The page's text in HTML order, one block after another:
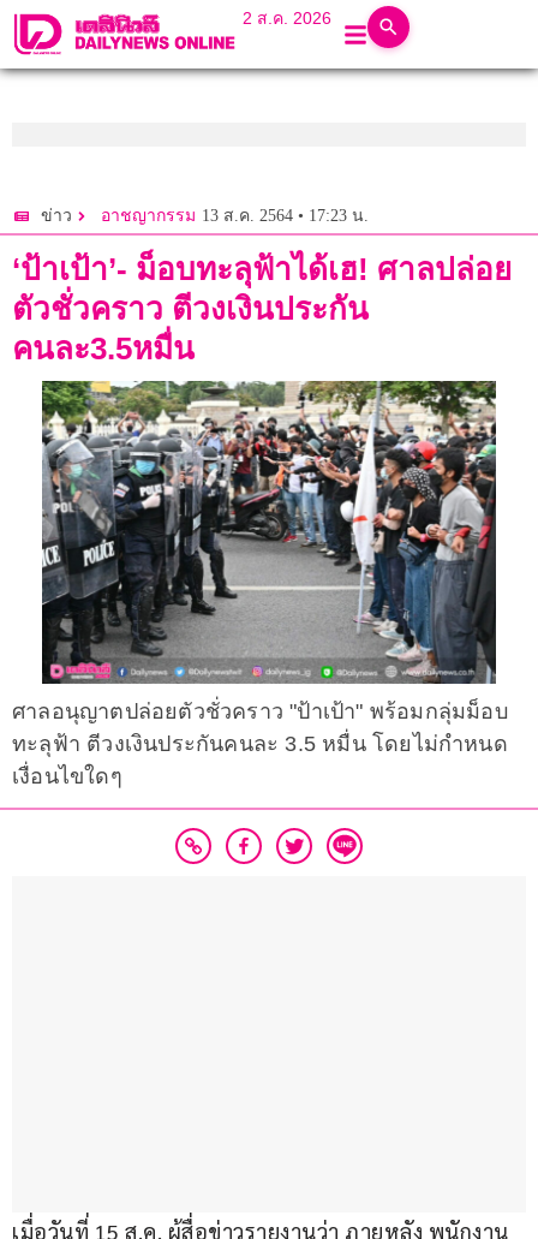
2 ส.ค. 2026
ข่าว อาชญากรรม 13 ส.ค. 2564 • 17:23 น.
‘ป้าเป้า’- ม็อบทะลุฟ้าได้เฮ! ศาลปล่อย
ตัวชั่วคราว ตีวงเงินประกัน
คนละ3.5หมื่น
ศาลอนุญาตปล่อยตัวชั่วคราว "ป้าเป้า" พร้อมกลุ่มม็อบ
ทะลุฟ้า ตีวงเงินประกันคนละ 3.5 หมื่น โดยไม่กำหนด
เงื่อนไขใดๆ
เมื่อวันที่ 15 ส.ค. ผู้สื่อข่าวรายงานว่า ภายหลัง พนักงาน